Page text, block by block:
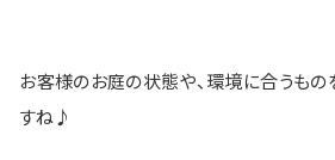
お客様のお庭の状態や、環境に合うも
すね♪